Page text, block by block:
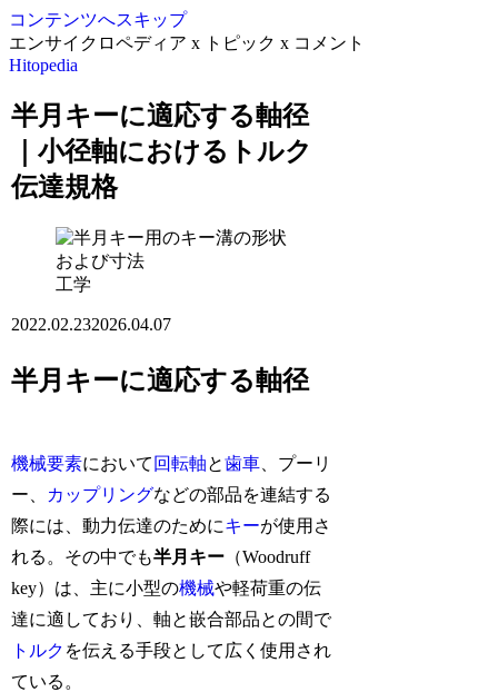
コンテンツへスキップ
エンサイクロペディア x トピック x コメント
Hitopedia
半月キーに適応する軸径
｜小径軸におけるトルク
伝達規格
工学
2022.02.232026.04.07
半月キーに適応する軸径
機械要素において 回転軸と歯車 、プーリ
ー、
カップリングなどの部品を連結する
際には、動力伝達のためにキーが使用さ
れる。その中でも半月キー （Woodruff
key）は、主に小型の機械や軽荷重の伝
達に適しており、軸と嵌合部品との間で
トルク を伝える手段として広く使用され
ている。